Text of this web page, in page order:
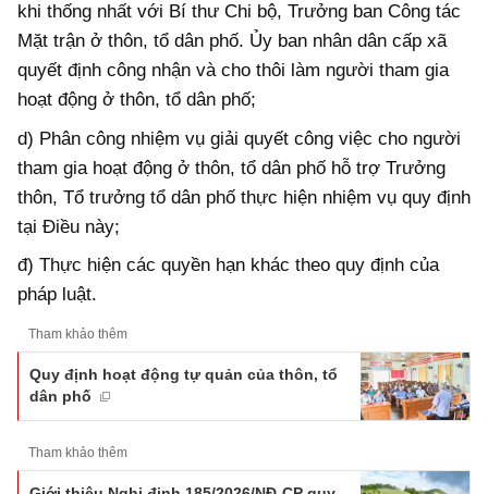
khi thống nhất với Bí thư Chi bộ, Trưởng ban Công tác
Mặt trận ở thôn, tổ dân phố. Ủy ban nhân dân cấp xã
quyết định công nhận và cho thôi làm người tham gia
hoạt động ở thôn, tổ dân phố;
d) Phân công nhiệm vụ giải quyết công việc cho người
tham gia hoạt động ở thôn, tổ dân phố hỗ trợ Trưởng
thôn, Tổ trưởng tổ dân phố thực hiện nhiệm vụ quy định
tại Điều này;
đ) Thực hiện các quyền hạn khác theo quy định của
pháp luật.
Tham khảo thêm
Quy định hoạt động tự quản của thôn, tổ
dân phố
Tham khảo thêm